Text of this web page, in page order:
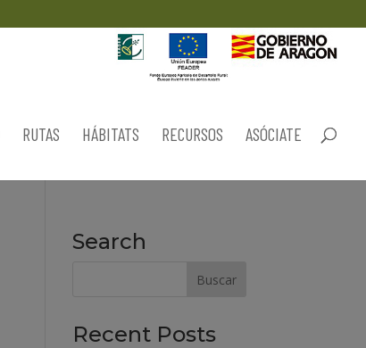
RUTAS HÁBITATS RECURSOS ASÓCIATE
Search
Recent Posts